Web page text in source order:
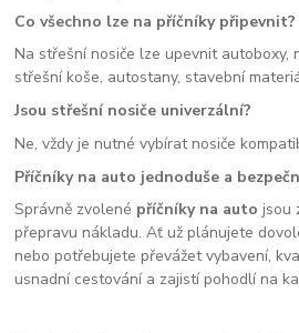
Co všechno lze na příčníky připevnit?
Na střešní nosiče lze upevnit autoboxy,
střešní koše, autostany, stavební
Jsou střešní nosiče univerzální?
Ne, vždy je nutné vybírat nosiče
Příčníky na auto jednoduše a
Správně zvolené příčníky na auto jsou
přepravu nákladu. Ať už plánujete
nebo potřebujete převážet vybavení,
usnadní cestování a zajistí pohodlí na